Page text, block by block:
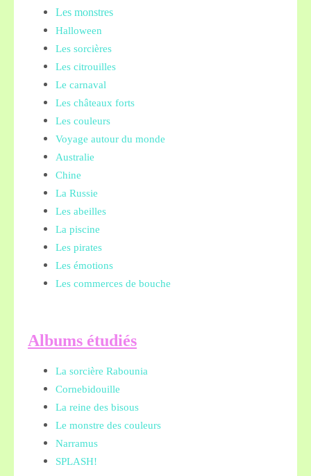
Les monstres
Halloween
Les sorcières
Les citrouilles
Le carnaval
Les châteaux forts
Les couleurs
Voyage autour du monde
Australie
Chine
La Russie
Les abeilles
La piscine
Les pirates
Les émotions
Les commerces de bouche
Albums étudiés
La sorcière Rabounia
Cornebidouille
La reine des bisous
Le monstre des couleurs
Narramus
SPLASH!